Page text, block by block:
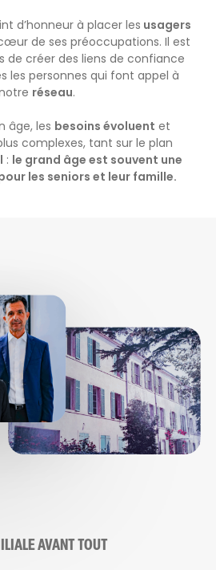
d’honneur à placer les usagers
de ses préoccupations. Il est
de créer des liens de confiance
les personnes qui font appel à
réseau.
âge, les besoins évoluent et
complexes, tant sur le plan
: le grand âge est souvent une
les seniors et leur famille.
AVANT TOUT